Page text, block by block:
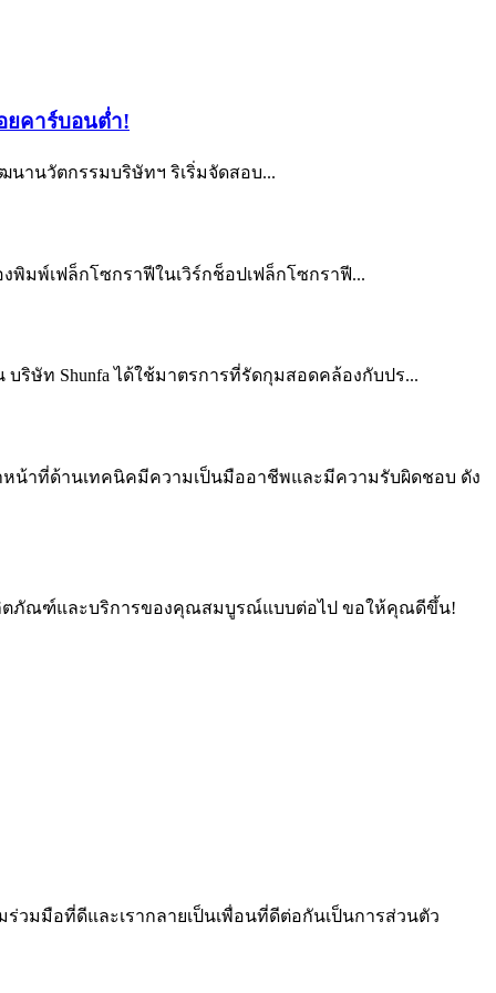
ยคาร์บอนต่ำ!
นานวัตกรรมบริษัทฯ ริเริ่มจัดสอบ...
พิมพ์เฟล็กโซกราฟีในเวิร์กช็อปเฟล็กโซกราฟี...
ษัท Shunfa ได้ใช้มาตรการที่รัดกุมสอดคล้องกับปร...
น้าที่ด้านเทคนิคมีความเป็นมืออาชีพและมีความรับผิดชอบ ดัง
ลิตภัณฑ์และบริการของคุณสมบูรณ์แบบต่อไป ขอให้คุณดีขึ้น!
วมมือที่ดีและเรากลายเป็นเพื่อนที่ดีต่อกันเป็นการส่วนตัว